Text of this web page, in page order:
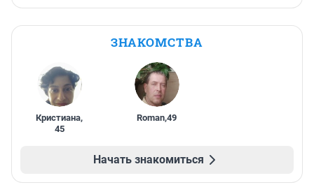
ЗНАКОМСТВА
Кристиана,
45
Roman,49
Начать знакомиться